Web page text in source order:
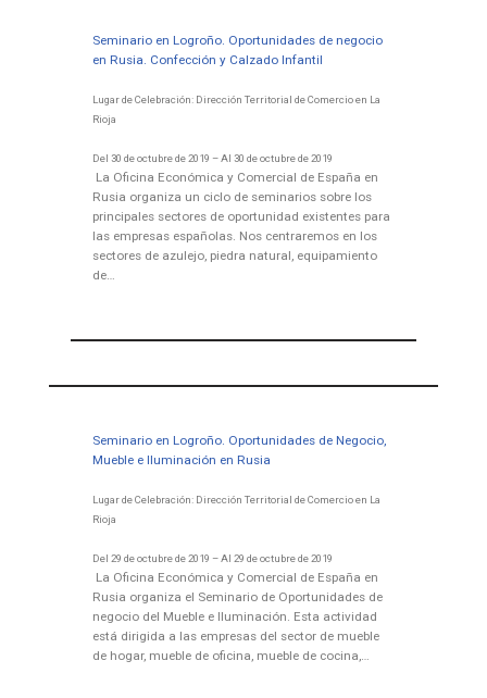
Seminario en Logroño. Oportunidades de negocio
en Rusia. Confección y Calzado Infantil
Lugar de Celebración: Dirección Territorial de Comercio en La
Rioja
Del 30 de octubre de 2019 – Al 30 de octubre de 2019
La Oficina Económica y Comercial de España en
Rusia organiza un ciclo de seminarios sobre los
principales sectores de oportunidad existentes para
las empresas españolas. Nos centraremos en los
sectores de azulejo, piedra natural, equipamiento
de…
Seminario en Logroño. Oportunidades de Negocio,
Mueble e Iluminación en Rusia
Lugar de Celebración: Dirección Territorial de Comercio en La
Rioja
Del 29 de octubre de 2019 – Al 29 de octubre de 2019
La Oficina Económica y Comercial de España en
Rusia organiza el Seminario de Oportunidades de
negocio del Mueble e Iluminación. Esta actividad
está dirigida a las empresas del sector de mueble
de hogar, mueble de oficina, mueble de cocina,…